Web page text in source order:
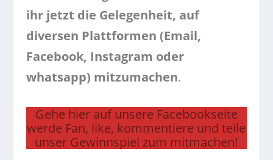
ihr jetzt die Gelegenheit, auf
diversen Plattformen (Email,
Facebook, Instagram oder
whatsapp) mitzumachen.
Gehe hier auf unsere Facebookseite
werde Fan, like, kommentiere und teile
unser Gewinnspiel zum mitmachen!